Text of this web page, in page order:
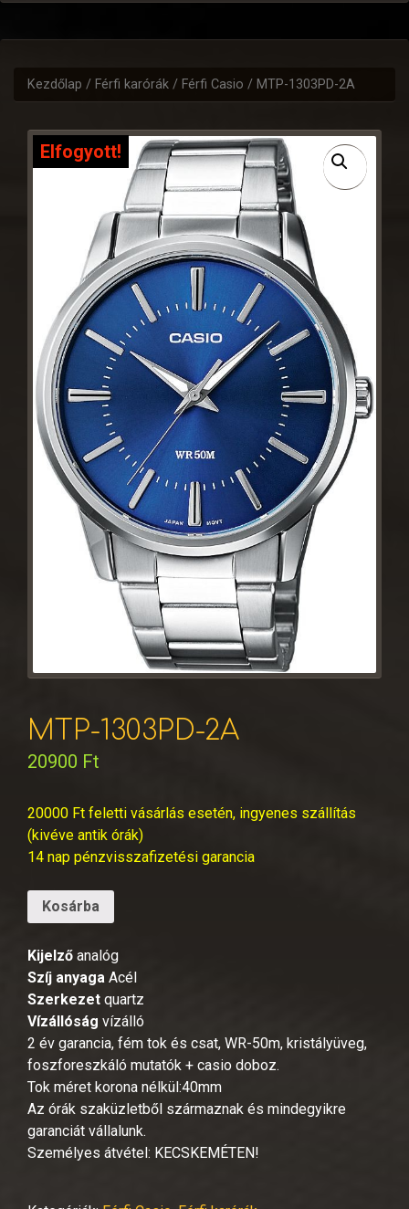
Kezdőlap / Férfi karórák / Férfi Casio / MTP-1303PD-2A
Elfogyott!
MTP-1303PD-2A
20900 Ft
20000 Ft feletti vásárlás esetén, ingyenes szállítás
(kivéve antik órák)
14 nap pénzvisszafizetési garancia
Kosárba
Kijelző analóg
Szíj anyaga Acél
Szerkezet quartz
Vízállóság vízálló
2 év garancia, fém tok és csat, WR-50m, kristályüveg,
foszforeszkáló mutatók + casio doboz.
Tok méret korona nélkül:40mm
Az órák szaküzletből származnak és mindegyikre
garanciát vállalunk.
Személyes átvétel: KECSKEMÉTEN!